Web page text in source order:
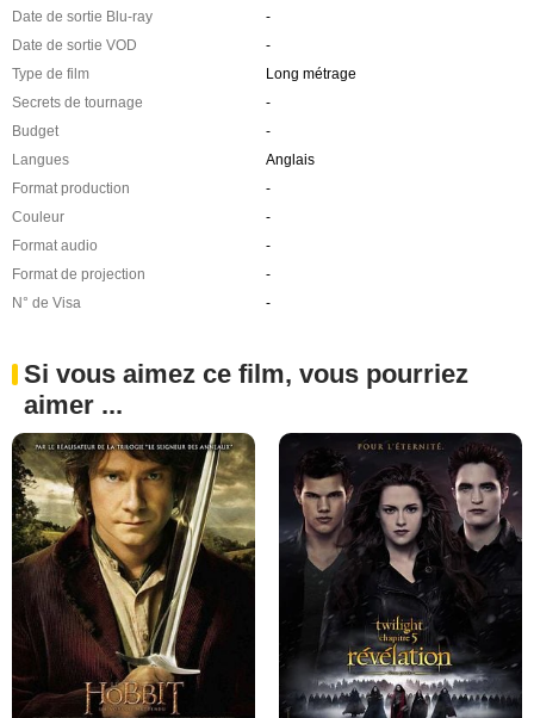
Date de sortie Blu-ray
-
Date de sortie VOD
-
Type de film
Long métrage
Secrets de tournage
-
Budget
-
Langues
Anglais
Format production
-
Couleur
-
Format audio
-
Format de projection
-
N° de Visa
-
Si vous aimez ce film, vous pourriez
aimer ...